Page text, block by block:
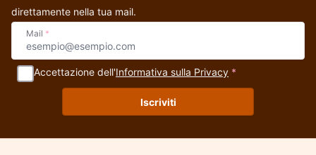
direttamente nella tua mail.
Mail *
Accettazione dell'Informativa sulla Privacy *
Iscriviti